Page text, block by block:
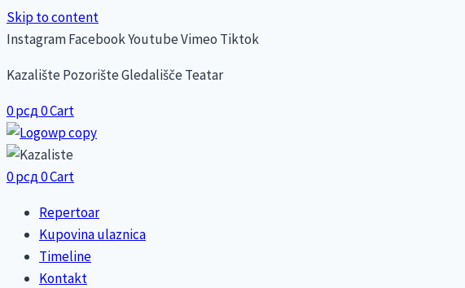
Skip to content
InstagramFacebookYoutubeVimeo Tiktok
Kazalište Pozorište Gledališče Teatar
0рсд0Cart
0рсд0Cart
Repertoar
Kupovina ulaznica
Timeline
Kontakt